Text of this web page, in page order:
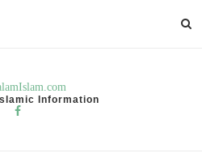
Information